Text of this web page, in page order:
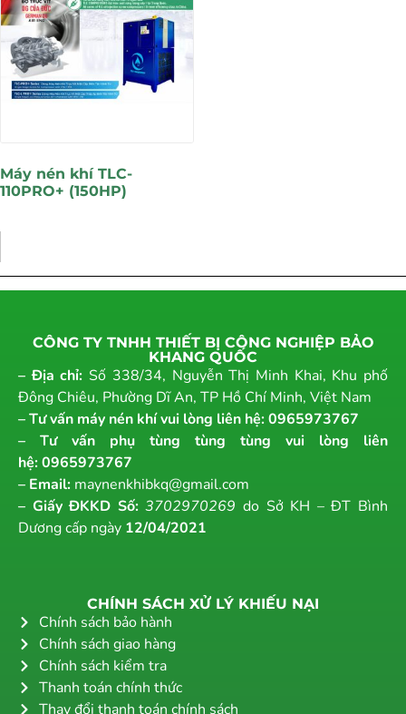
Máy nén khí TLC-
110PRO+ (150HP)
CÔNG TY TNHH THIẾT BỊ CÔNG NGHIỆP BẢO
KHANG QUỐC
– Địa chỉ: Số 338/34, Nguyễn Thị Minh Khai, Khu phố
Đông Chiêu, Phường Dĩ An, TP Hồ Chí Minh, Việt Nam
– Tư vấn máy nén khí vui lòng liên hệ:0965973767
– Tư vấn phụ tùng tùng tùng vui lòng liên
hệ:0965973767
– Email: maynenkhibkq@gmail.com
– Giấy ĐKKD Số:3702970269 do Sở KH – ĐT Bình
Dương cấp ngày 12/04/2021
CHÍNH SÁCH XỬ LÝ KHIẾU NẠI
Chính sách bảo hành
Chính sách giao hàng
Chính sách kiểm tra
Thanh toán chính thức
Thay đổi thanh toán chính sách